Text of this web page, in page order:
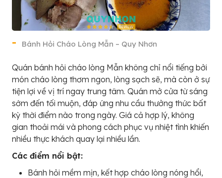
Bánh Hỏi Cháo Lòng Mẫn – Quy Nhơn
Quán bánh hỏi cháo lòng Mẫn không chỉ nổi tiếng bởi
món cháo lòng thơm ngon, lòng sạch sẽ, mà còn ở sự
tiện lợi về vị trí ngay trung tâm. Quán mở cửa từ sáng
sớm đến tối muộn, đáp ứng nhu cầu thưởng thức bất
kỳ thời điểm nào trong ngày. Giá cả hợp lý, không
gian thoải mái và phong cách phục vụ nhiệt tình khiến
nhiều thực khách quay lại nhiều lần.
Các điểm nổi bật:
Bánh hỏi mềm mịn, kết hợp cháo lòng nóng hổi,